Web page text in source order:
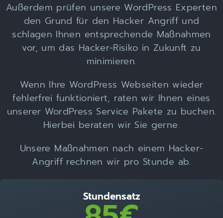
Außerdem prüfen unsere WordPress Experten
den Grund für den Hacker Angriff und
schlagen Ihnen entsprechende Maßnahmen
vor, um das Hacker-Risiko in Zukunft zu
minimieren.
Wenn Ihre WordPress Webseiten wieder
fehlerfrei funktioniert, raten wir Ihnen eines
unserer WordPress Service Pakete zu buchen.
Hierbei beraten wir Sie gerne.
Unsere Maßnahmen nach einem Hacker-
Angriff rechnen wir pro Stunde ab.
Stundensatz